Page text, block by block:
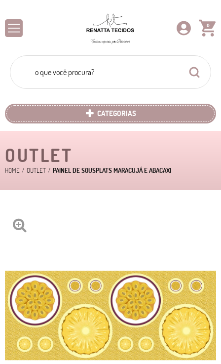
0
CATEGORIAS
OUTLET
HOME OUTLET PAINEL DE SOUSPLATS MARACUJÁ E ABACAXI